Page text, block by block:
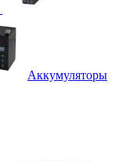
Аккумуляторы